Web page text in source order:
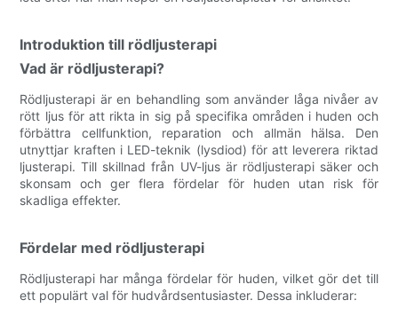
Introduktion till rödljusterapi
Vad är rödljusterapi?
Rödljusterapi är en behandling som använder låga nivåer av
rött ljus för att rikta in sig på specifika områden i huden och
förbättra cellfunktion, reparation och allmän hälsa. Den
utnyttjar kraften i LED-teknik (lysdiod) för att leverera riktad
ljusterapi. Till skillnad från UV-ljus är rödljusterapi säker och
skonsam och ger flera fördelar för huden utan risk för
skadliga effekter.
Fördelar med rödljusterapi
Rödljusterapi har många fördelar för huden, vilket gör det till
ett populärt val för hudvårdsentusiaster. Dessa inkluderar: